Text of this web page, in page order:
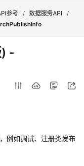
参考 / 数据服务API /
-
例如调试、注册类发布